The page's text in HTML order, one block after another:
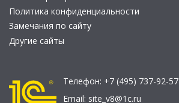
Политика конфиденциальности
Замечания по сайту
Другие сайты
Телефон: +7 (495) 737-92-57
Email: site_v8@1c.ru